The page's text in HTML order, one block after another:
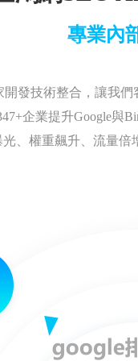
專業內
發技術整合，讓我
企業提升Google
、權重飆升、流量倍